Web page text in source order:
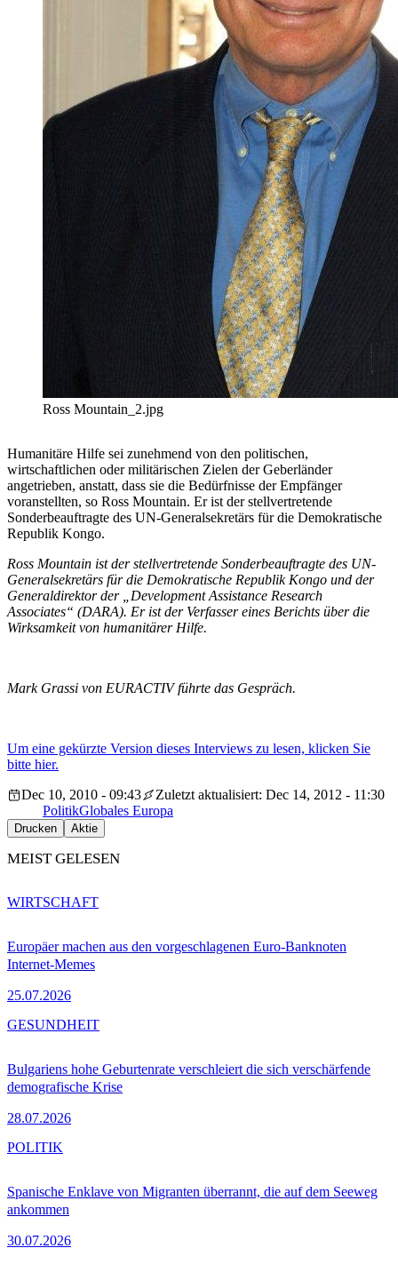
Ross Mountain_2.jpg
Humanitäre Hilfe sei zunehmend von den politischen,
wirtschaftlichen oder militärischen Zielen der Geberländer
angetrieben, anstatt, dass sie die Bedürfnisse der Empfänger
voranstellten, so Ross Mountain. Er ist der stellvertretende
Sonderbeauftragte des UN-Generalsekretärs für die Demokratische
Republik Kongo.
Ross Mountain ist der stellvertretende Sonderbeauftragte des UN-
Generalsekretärs für die Demokratische Republik Kongo und der
Generaldirektor der „Development Assistance Research
Associates“ (DARA). Er ist der Verfasser eines Berichts über die
Wirksamkeit von humanitärer Hilfe.
Mark Grassi von EURACTIV führte das Gespräch.
Um eine gekürzte Version dieses Interviews zu lesen, klicken Sie
bitte hier.
Dec 10, 2010 - 09:43
Zuletzt aktualisiert: Dec 14, 2012 - 11:30
PolitikGlobales Europa
Drucken Aktie
MEIST GELESEN
Europäer machen aus den vorgeschlagenen Euro-Banknoten
Internet-Memes
25.07.2026
WIRTSCHAFT
Bulgariens hohe Geburtenrate verschleiert die sich verschärfende
demografische Krise
28.07.2026
GESUNDHEIT
Spanische Enklave von Migranten überrannt, die auf dem Seeweg
ankommen
30.07.2026
POLITIK